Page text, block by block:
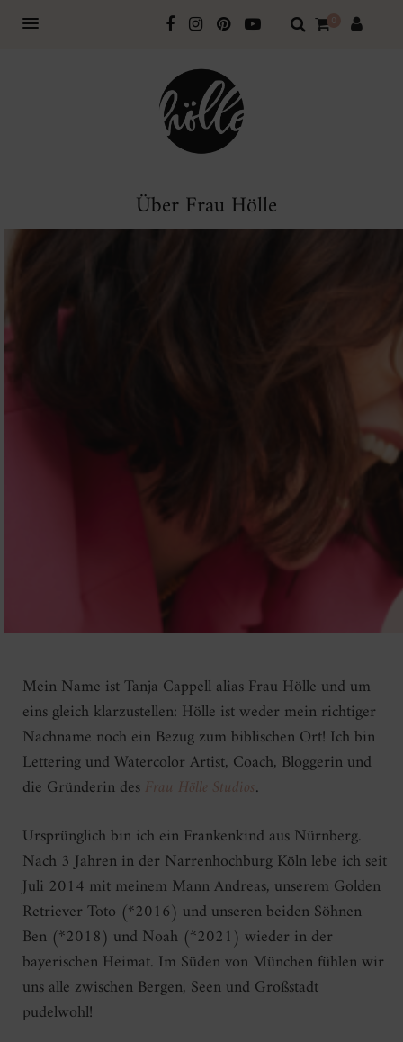
0
Über Frau Hölle
Mein Name ist Tanja Cappell alias Frau Hölle und um
eins gleich klarzustellen: Hölle ist weder mein richtiger
Nachname noch ein Bezug zum biblischen Ort! Ich bin
Lettering und Watercolor Artist, Coach, Bloggerin und
die Gründerin desFrau Hölle Studios.
Ursprünglich bin ich ein Frankenkind aus Nürnberg.
Nach 3 Jahren in der Narrenhochburg Köln lebe ich seit
Juli 2014 mit meinem Mann Andreas, unserem Golden
Retriever Toto (*2016) und unseren beiden Söhnen
Ben (*2018) und Noah (*2021) wieder in der
bayerischen Heimat. Im Süden von München fühlen wir
uns alle zwischen Bergen, Seen und Großstadt
pudelwohl!